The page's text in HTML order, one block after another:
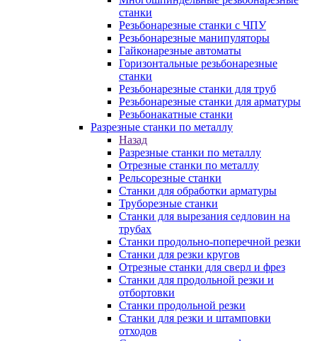
станки
Резьбонарезные станки с ЧПУ
Резьбонарезные манипуляторы
Гайконарезные автоматы
Горизонтальные резьбонарезные
станки
Резьбонарезные станки для труб
Резьбонарезные станки для арматуры
Резьбонакатные станки
Разрезные станки по металлу
Назад
Разрезные станки по металлу
Отрезные станки по металлу
Рельсорезные станки
Станки для обработки арматуры
Труборезные станки
Станки для вырезания седловин на
трубаx
Станки продольно-поперечной резки
Станки для резки кругов
Отрезные станки для сверл и фрез
Станки для продольной резки и
отбортовки
Станки продольной резки
Станки для резки и штамповки
отходов